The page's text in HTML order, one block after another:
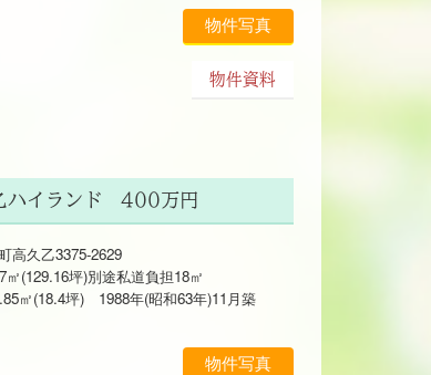
物件写真
物件資料
ハイランド 400万円
高久乙3375-2629
坪)別途私道負担18㎡
坪) 1988年(昭和63年)11月築
物件写真